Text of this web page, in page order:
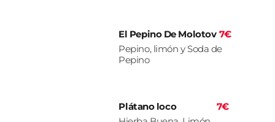
El Pepino De Molotov 7€
Pepino, limón y Soda de
Pepino
Plátano loco
7€